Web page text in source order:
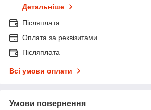
Детальніше
Післяплата
Оплата за реквізитами
Післяплата
Всі умови оплати
Умови повернення